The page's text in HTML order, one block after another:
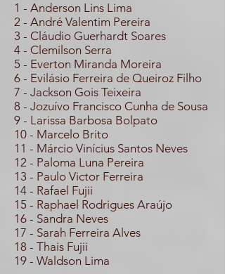
1 - Anderson Lins Lima
2 - André Valentim Pereira
3 - Cláudio Guerhardt Soares
4 - Clemilson Serra
5 - Everton Miranda Moreira
6 - Evilásio Ferreira de Queiroz Filho
7 - Jackson Gois Teixeira
8 - Jozuívo Francisco Cunha de Sousa
9 - Larissa Barbosa Bolpato
10 - Marcelo Brito
11 - Márcio Vinícius Santos Neves
12 - Paloma Luna Pereira
13 - Paulo Victor Ferreira
14 - Rafael Fujii
15 - Raphael Rodrigues Araújo
16 - Sandra Neves
17 - Sarah Ferreira Alves
18 - Thais Fujii
19 - Waldson Lima